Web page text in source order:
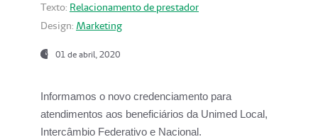
Texto: Relacionamento de prestador
Design: Marketing
01 de abril, 2020
Informamos o novo credenciamento para
atendimentos aos beneficiários da Unimed Local,
Intercâmbio Federativo e Nacional.